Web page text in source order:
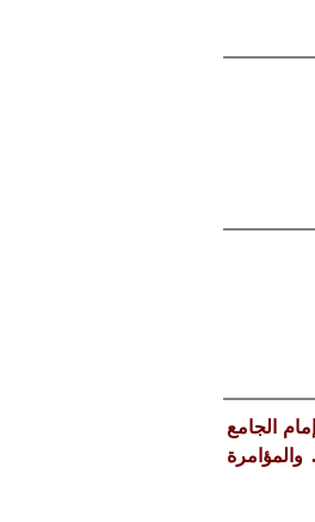
الجامع